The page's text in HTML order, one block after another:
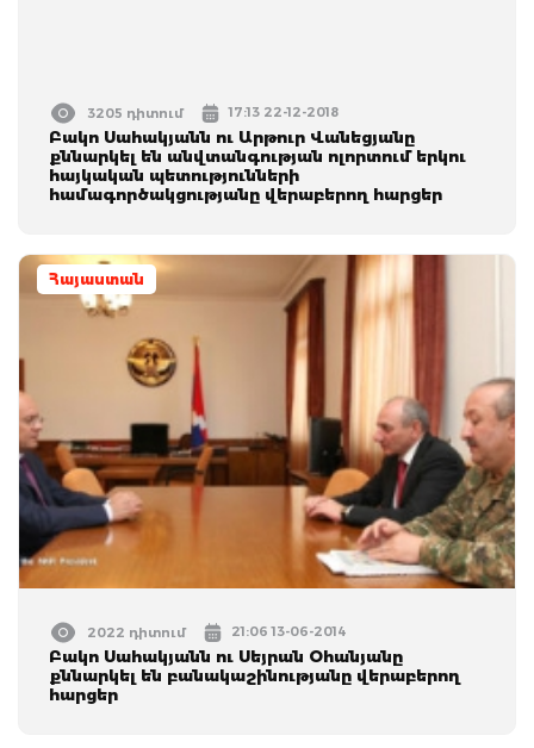
3205 դիտում 17:13 22-12-2018
Բակո Սահակյանն ու Արթուր Վանեցյանը
քննարկել են անվտանգության ոլորտում երկու
հայկական պետությունների
համագործակցությանը վերաբերող հարցեր
Հայաստան
2022 դիտում 21:06 13-06-2014
Բակո Սահակյանն ու Սեյրան Օհանյանը
քննարկել են բանակաշինությանը վերաբերող
հարցեր